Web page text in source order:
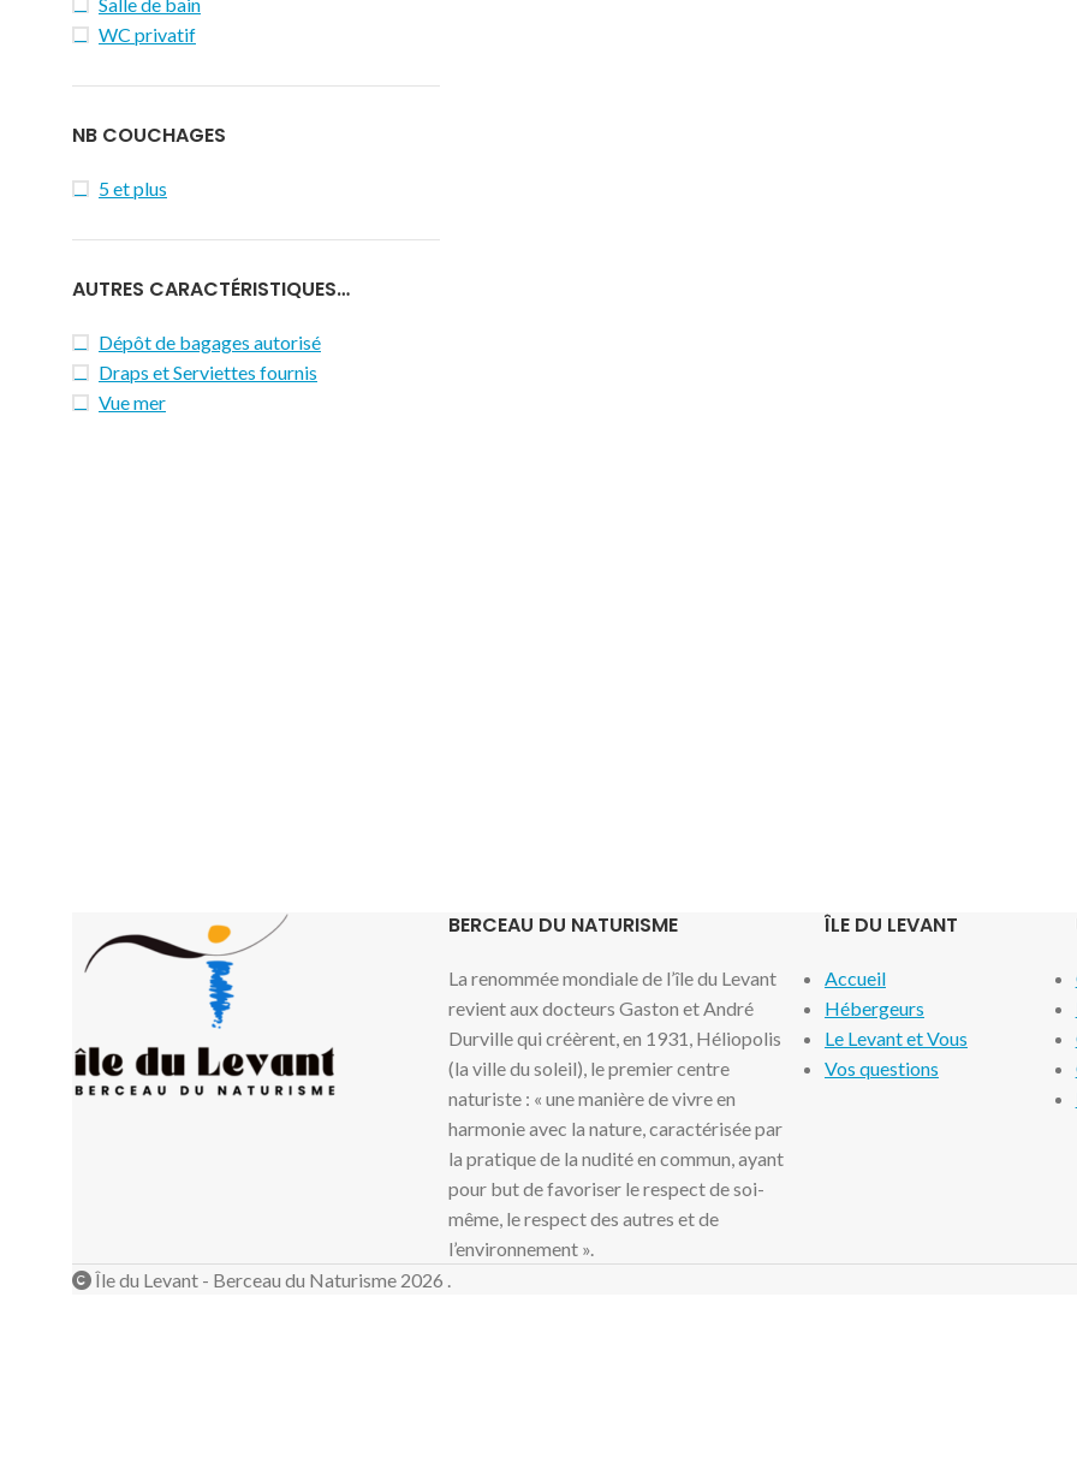
WC privatif
NB COUCHAGES
5 et plus
AUTRES CARACTÉRISTIQUES…
Dépôt de bagages autorisé
Draps et Serviettes fournis
Vue mer
BERCEAU DU NATURISME
La renommée mondiale de l’île du Levant
revient aux docteurs Gaston et André
Durville qui créèrent, en 1931, Héliopolis
(la ville du soleil), le premier centre
naturiste : « une manière de vivre en
harmonie avec la nature, caractérisée par
la pratique de la nudité en commun, ayant
pour but de favoriser le respect de soi-
même, le respect des autres et de
l’environnement ».
ÎLE DU LEVANT
Accueil
Hébergeurs
Le Levant et Vous
Vos questions
Île du Levant - Berceau du Naturisme 2026 .